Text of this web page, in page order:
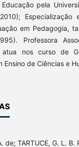
pela
em Pedagogia,
Professora
atua nos curso de
Ensino de Ciências e
de; TARTUCE, G. L.